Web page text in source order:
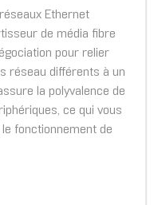
Ethernet
de média fibre
pour relier
réseau différents à un
la polyvalence de
ce qui vous
fonctionnement de